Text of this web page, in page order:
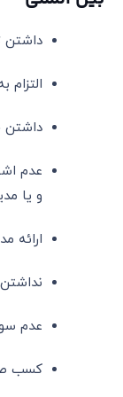
داشتن
داشتن حداقل 25 سال
عدم
و یا
ارائه
عدم
کسب